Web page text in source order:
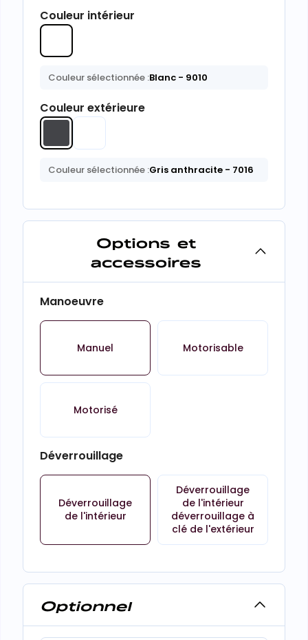
Couleur intérieur
Couleur sélectionnée :Blanc - 9010
Couleur extérieure
Couleur sélectionnée :Gris anthracite - 7016
Options et
accessoires
Manoeuvre
Manuel Motorisable
Motorisé
Déverrouillage
Déverrouillage
de l'intérieur
Déverrouillage
de l'intérieur
déverrouillage à
clé de l'extérieur
Optionnel